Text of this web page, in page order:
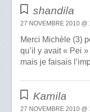
shandila
27 NOVEMBRE 2010 @
Merci Michèle (3)
qu’il y avait « Pei
mais je faisais
Kamila
27 NOVEMBRE 2010 @